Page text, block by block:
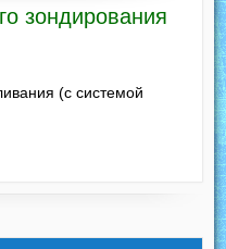
зондирования
(с системой